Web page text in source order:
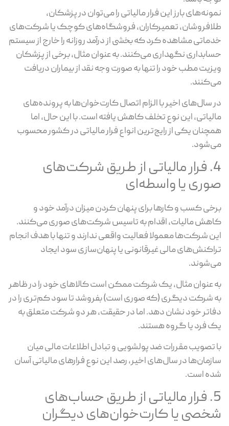
نمونه‌های بارز این فرار مالیاتی را می‌توان در پزشکان،
طلافروشان، تعمیرکاران، فروشگاه‌های کوچک یا شرکت‌های
خدماتی مشاهده کرد که بخشی از درآمد روزانه را خارج از سیستم
حسابداری نگهداری می‌کنند. به عنوان مثال، برخی از پزشکان
ویزیت مطب خود را تنها به صورت وجه نقد از بیماران دریافت
می‌کنند.
در سال‌های اخیر با الزام اتصال کارت‌خوان‌ها به پرونده‌های
مالیاتی، این نوع تخلف کاهش یافته است. با این حال، اما
همچنان یکی از رایج‌ترین انواع فرار مالیاتی در کشور محسوب
می‌شود.
4. فرار مالیاتی از طریق شرکت‌های
صوری یا واسطه‌ای
برخی کسب و کارها برای پنهان کردن میزان درآمد خود و
کاهش مالیات، اقدام به تاسیس شرکت‌های صوری می‌کنند.
این شرکت‌ها معمولا فعالیت واقعی ندارند و تنها با هدف انجام
تراکنش‌های مالی غیرقانونی یا پنهان‌سازی سود ایجاد
می‌شوند.
به عنوان مثال، یک شرکت ممکن است کالاهای خود را در ظاهر
به شرکت دیگری (که صوری است) بفروشد تا سود کم‌تری را در
دفاتر خود نشان دهد. اما در حقیقت، هر دو شرکت متعلق به
یک فرد یا گروه هستند.
با تصویب مقررات ضد پولشویی و تبادل اطلاعات مالی میان
سازمان‌ها در سال‌های اخیر، رصد این نوع فرارهای مالیاتی آسان
شده است.
5. فرار مالیاتی از طریق حساب‌های
شخصی یا کارت‌خوان‌های دیگران